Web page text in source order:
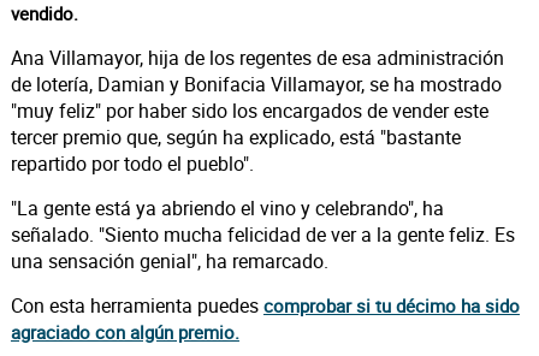
vendido.
Ana Villamayor, hija de los regentes de esa administración
de lotería, Damian y Bonifacia Villamayor, se ha mostrado
"muy feliz" por haber sido los encargados de vender este
tercer premio que, según ha explicado, está "bastante
repartido por todo el pueblo".
"La gente está ya abriendo el vino y celebrando", ha
señalado. "Siento mucha felicidad de ver a la gente feliz. Es
una sensación genial", ha remarcado.
Con esta herramienta puedes comprobar si tu décimo ha sido
agraciado con algún premio.